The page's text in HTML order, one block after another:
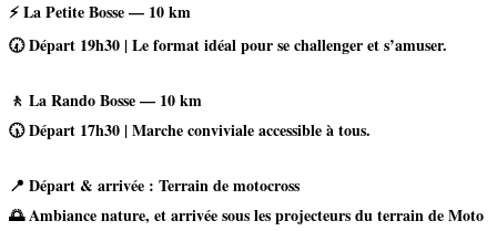
⚡La Petite Bosse— 10 km
🕢 Départ 19h30 | Le format idéal pour se challenger et s’amuser.
🚶 La Rando Bosse— 10 km
🕠 Départ 17h30 | Marche conviviale accessible à tous.
📍 Départ & arrivée : Terrain de motocross
🌅 Ambiance nature, et arrivée sous les projecteurs du terrain de Moto